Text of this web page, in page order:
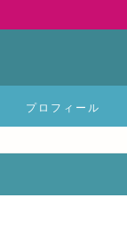
プロフィール